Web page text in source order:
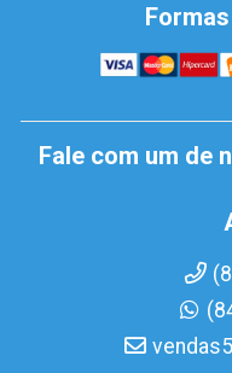
Fale com um de